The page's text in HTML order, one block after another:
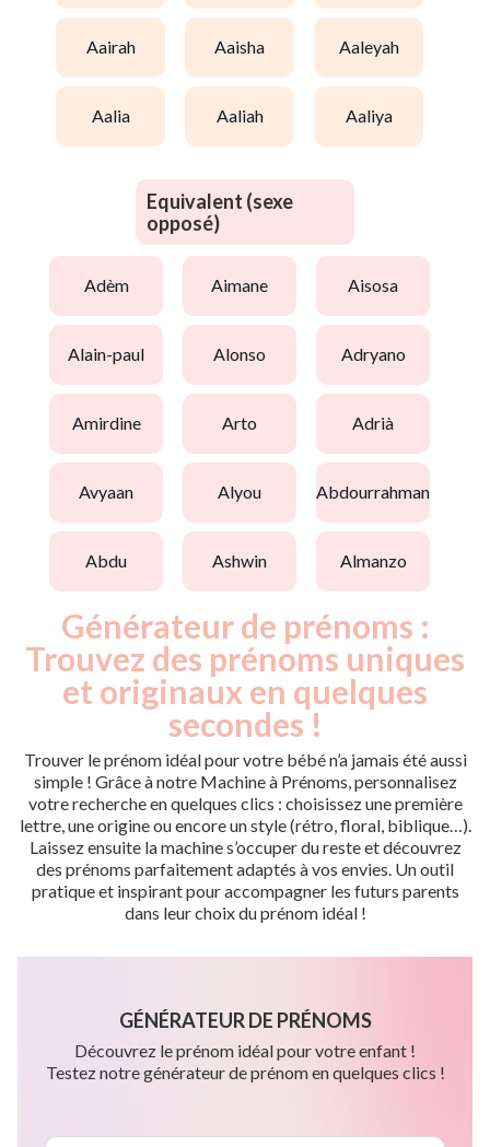
aairah aaisha aaleyah
aalia aaliah aaliya
Equivalent (sexe
opposé)
adèm aimane aisosa
alain-paul alonso adryano
amirdine arto adrià
avyaan alyou abdourrahman
abdu ashwin almanzo
Générateur de prénoms :
Trouvez des prénoms uniques
et originaux en quelques
secondes !
Trouver le prénom idéal pour votre bébé n’a jamais été aussi
simple ! Grâce à notre Machine à Prénoms, personnalisez
votre recherche en quelques clics : choisissez une première
lettre, une origine ou encore un style (rétro, floral, biblique…).
Laissez ensuite la machine s’occuper du reste et découvrez
des prénoms parfaitement adaptés à vos envies. Un outil
pratique et inspirant pour accompagner les futurs parents
dans leur choix du prénom idéal !
GÉNÉRATEUR DE PRÉNOMS
Découvrez le prénom idéal pour votre enfant !
Testez notre générateur de prénom en quelques clics !